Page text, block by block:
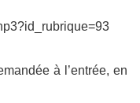
à l’entrée, en